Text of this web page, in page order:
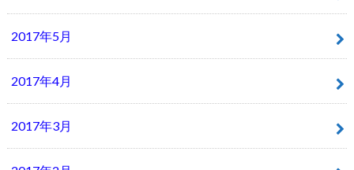
2017年5月
2017年4月
2017年3月